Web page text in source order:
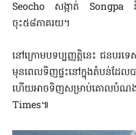
Seocho សង្កាត់ Songpa
ចុះ៥៨ភាគរយ។
នៅក្រោមបទប្បញ្ញត្តិនេះ ជនបរទ
មុនពេលទិញផ្ទះនៅក្នុងតំបន់ដែ
ហើយអាចទិញសម្រាប់គោលបំណ
Times៕